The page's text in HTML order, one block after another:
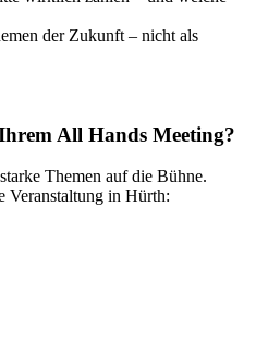
der Zukunft – nicht als
All Hands Meeting?
Themen auf die Bühne.
Veranstaltung in Hürth: